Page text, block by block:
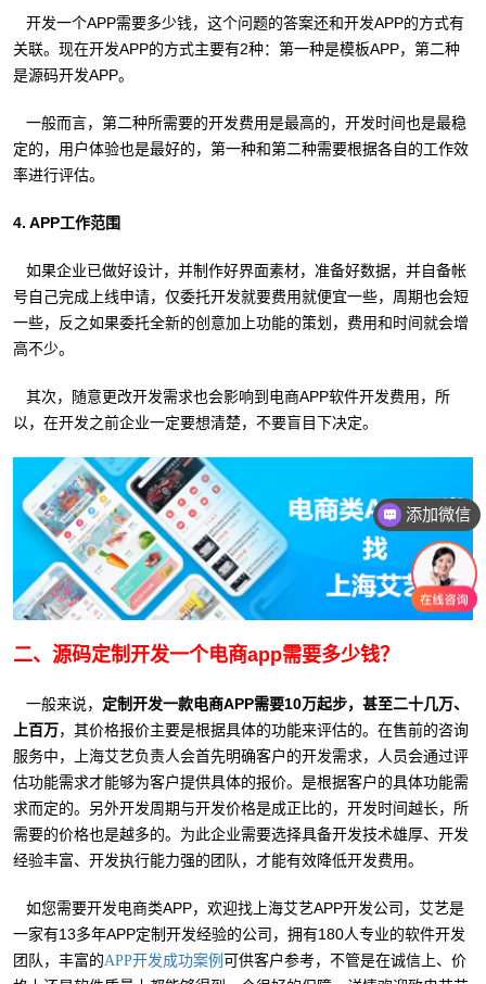
开发一个APP需要多少钱，这个问题的答案还和开发APP的方式有
关联。现在开发APP的方式主要有2种：第一种是模板APP，第二种
是源码开发APP。
一般而言，第二种所需要的开发费用是最高的，开发时间也是最稳
定的，用户体验也是最好的，第一种和第二种需要根据各自的工作效
率进行评估。
4. APP工作范围
如果企业已做好设计，并制作好界面素材，准备好数据，并自备帐
号自己完成上线申请，仅委托开发就要费用就便宜一些，周期也会短
一些，反之如果委托全新的创意加上功能的策划，费用和时间就会增
高不少。
其次，随意更改开发需求也会影响到电商APP软件开发费用，所
以，在开发之前企业一定要想清楚，不要盲目下决定。
二、源码定制开发一个电商app需要多少钱？
一般来说， 定制开发一款电商APP需要10万起步，甚至二十几万、
上百万，其价格报价主要是根据具体的功能来评估的。在售前的咨询
服务中，上海艾艺负责人会首先明确客户的开发需求，人员会通过评
估功能需求才能够为客户提供具体的报价。是根据客户的具体功能需
求而定的。另外开发周期与开发价格是成正比的，开发时间越长，所
需要的价格也是越多的。为此企业需要选择具备开发技术雄厚、开发
经验丰富、开发执行能力强的团队，才能有效降低开发费用。
如您需要开发电商类APP，欢迎找上海艾艺APP开发公司，艾艺是
一家有13多年APP定制开发经验的公司，拥有180人专业的软件开发
团队，丰富的APP开发成功案例 可供客户参考，不管是在诚信上、价
添加微信